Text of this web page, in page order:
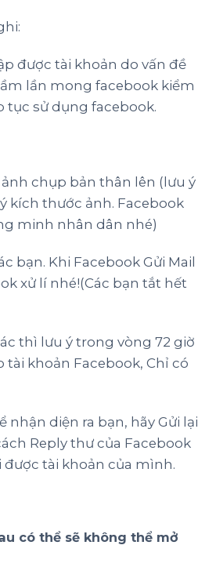
được tài khoản do vấn đề
lần mong facebook kiểm
tục sử dụng facebook.
chụp bản thân lên (lưu ý
kích thước ảnh. Facebook
minh nhân dân nhé)
bạn. Khi Facebook Gửi Mail
xử lí nhé!(Các bạn tắt hết
thì lưu ý trong vòng 72 giờ
tài khoản Facebook, Chỉ có
diện ra bạn, hãy Gửi lại
Reply thư của Facebook
được tài khoản của mình.
có thể sẽ không thể mở